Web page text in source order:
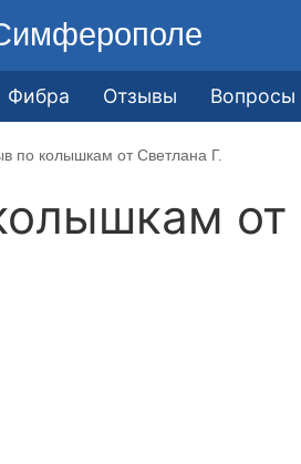
Фибра Отзывы Вопросы
по колышкам от Светлана Г.
от